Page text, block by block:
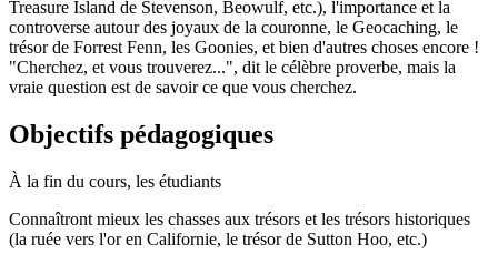
Treasure Island de Stevenson, Beowulf, etc.), l'importance et la
controverse autour des joyaux de la couronne, le Geocaching, le
trésor de Forrest Fenn, les Goonies, et bien d'autres choses encore !
"Cherchez, et vous trouverez...", dit le célèbre proverbe, mais la
vraie question est de savoir ce que vous cherchez.
Objectifs pédagogiques
À la fin du cours, les étudiants
Connaîtront mieux les chasses aux trésors et les trésors historiques
(la ruée vers l'or en Californie, le trésor de Sutton Hoo, etc.)